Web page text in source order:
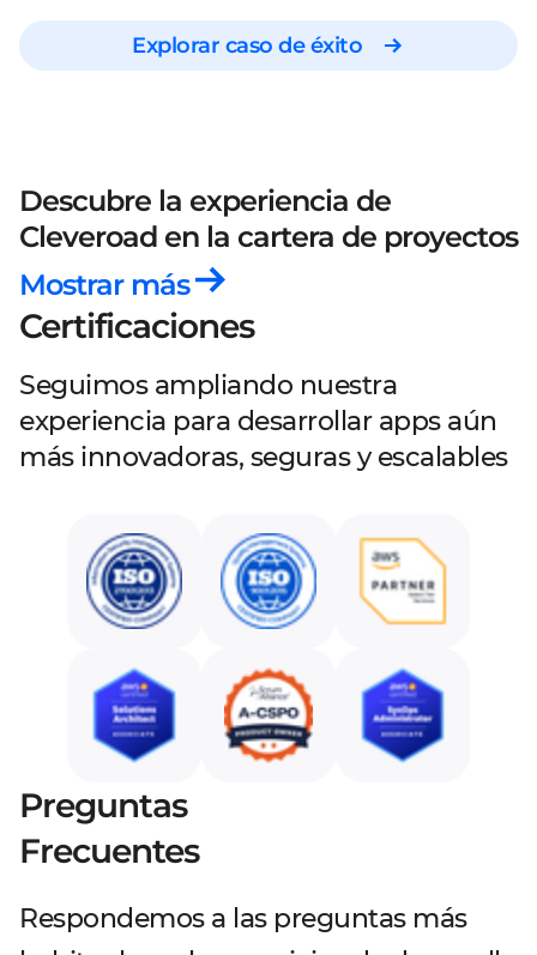
Explorar caso de éxito
Descubre la experiencia de
Cleveroad en la cartera de proyectos
Mostrar más
Certificaciones
Seguimos ampliando nuestra
experiencia para desarrollar apps aún
más innovadoras, seguras y escalables
Preguntas
Frecuentes
Respondemos a las preguntas más